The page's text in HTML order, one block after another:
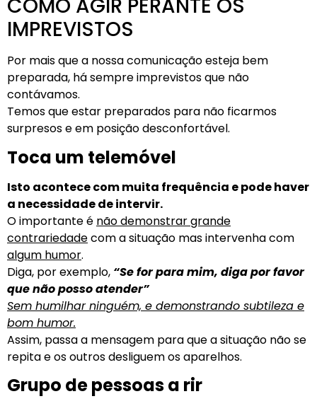
COMO AGIR PERANTE OS
IMPREVISTOS
Por mais que a nossa comunicação esteja bem
preparada, há sempre imprevistos que não
contávamos.
Temos que estar preparados para não ficarmos
surpresos e em posição desconfortável.
Toca um telemóvel
Isto acontece com muita frequência e pode haver
a necessidade de intervir.
O importante é não demonstrar grande
contrariedadecom a situação mas intervenha com
algum humor.
Diga, por exemplo, “Se for para mim, diga por favor
que não posso atender”
Sem humilhar ninguém, e demonstrando subtileza e
bom humor.
Assim, passa a mensagem para que a situação não se
repita e os outros desliguem os aparelhos.
Grupo de pessoas a rir